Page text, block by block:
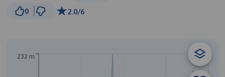
0 2.0/6
232 m